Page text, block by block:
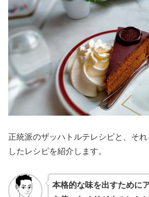
正統派のザッハトルテレシピと、そ
したレシピを紹介します。
本格的な味を出すために